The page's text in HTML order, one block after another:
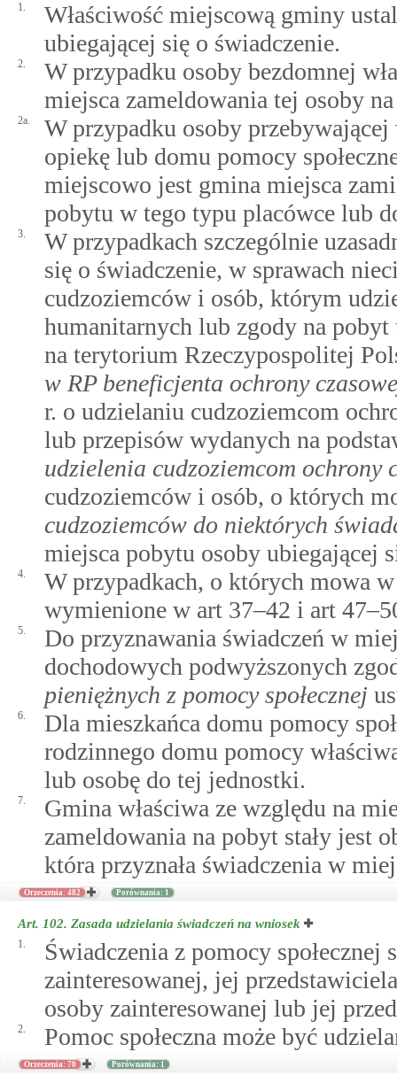
1.
Właściwość miejscową gminy
ubiegającej się o świadczenie.
2.
W przypadku osoby bezdomnej
miejsca zameldowania tej osoby
2a.
W przypadku osoby
opiekę lub domu pomocy
miejscowo jest gmina miejsca
pobytu w tego typu placówce lub
3.
W przypadkach szczególnie
się o świadczenie, w sprawach
cudzoziemców i osób, którym
humanitarnych lub zgody na
na terytorium Rzeczypospolitej
w RP beneficjenta ochrony
r. o udzielaniu cudzoziemcom
lub przepisów wydanych na
udzielenia cudzoziemcom ochrony
cudzoziemców i osób, o których
cudzoziemców do niektórych
miejsca pobytu osoby ubiegającej
4.
W przypadkach, o których mowa
wymienione w art 37–42 i art
5.
Do przyznawania świadczeń w
dochodowych podwyższonych
pieniężnych z pomocy społecznej
6.
Dla mieszkańca domu pomocy
rodzinnego domu pomocy
lub osobę do tej jednostki.
7.
Gmina właściwa ze względu na
zameldowania na pobyt stały jest
która przyznała świadczenia w
Orzeczenia: 482 Porównania: 1
Art. 102. Zasada udzielania świadczeń na wniosek
1.
Świadczenia z pomocy społecznej
zainteresowanej, jej
osoby zainteresowanej lub jej
2. Pomoc społeczna może być
Orzeczenia: 70 Porównania: 1